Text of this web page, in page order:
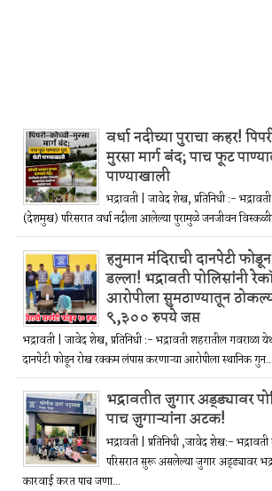
वर्धा नदीच्या पुराचा कहर!
मुरसा मार्ग बंद; पाच फूट
पाण्याखाली
भद्रावती | जावेद शेख, प्रतिनिधी :-
(देशमुख) परिसरात वर्धा नदीला आलेल्या पुरामुळे जनजीवन
हनुमान मंदिराची दानपेटी
डल्ला! भद्रावती पोलिसांनी
आरोपीला सुमठाण्यातून
९,३०० रुपये जप्त
भद्रावती | जावेद शेख, प्रतिनिधी :- भद्रावती शहरातील गवराळा
दानपेटी फोडून रोख रक्कम लंपास करणाऱ्या आरोपीला स्थानिक गुन...
भद्रावतीत जुगार अड्ड्यावर
पाच जुगाऱ्यांना अटक!
भद्रावती | प्रतिनिधी ,जावेद शेख:-
परिसरात सुरू असलेल्या जुगार अड्ड्यावर
कारवाई करत पाच जणा...